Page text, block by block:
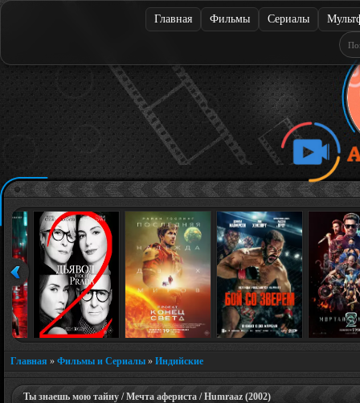
Главная Фильмы Сериалы
Главная » Фильмы и Сериалы » Индийские
Ты знаешь мою тайну / Мечта афериста / Humraaz (2002)